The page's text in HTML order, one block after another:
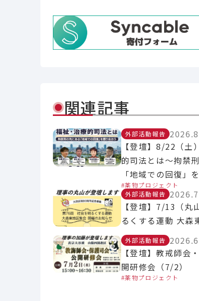
関連記事
外部活動報告
【登壇】8/22（土
的司法とは～拘禁
「地域での回復」
薬物プロジェクト
外部活動報告
【登壇】7/13（丸
るくする運動 大森
外部活動報告
【登壇】教戒師会
開研修会（7/2）
薬物プロジェクト